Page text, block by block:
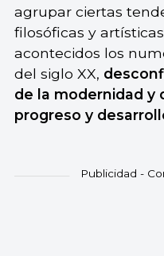
agrupar ciertas
filosóficas y
acontecidos los
del siglo XX,
de la modernidad y
progreso y